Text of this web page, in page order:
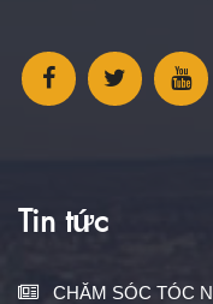
Tin tức
CHĂM SÓC TÓC